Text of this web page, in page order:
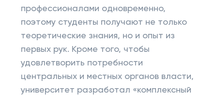
профессионалами одновременно,
поэтому студенты получают не только
теоретические знания, но и опыт из
первых рук. Кроме того, чтобы
удовлетворить потребности
центральных и местных органов власти,
университет разработал «комплексный